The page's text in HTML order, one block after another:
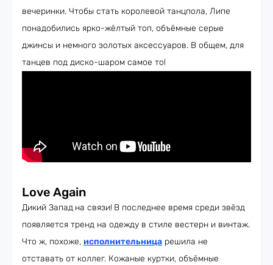
вечеринки. Чтобы стать королевой танцпола, Липе
понадобились ярко-жёлтый топ, объёмные серые
джинсы и немного золотых аксессуаров. В общем, для
танцев под диско-шаром самое то!
Love Again
Дикий Запад на связи! В последнее время среди звёзд
появляется тренд на одежду в стиле вестерн и винтаж.
Что ж, похоже, исполнительница решила не
отставать от коллег. Кожаные куртки, объёмные